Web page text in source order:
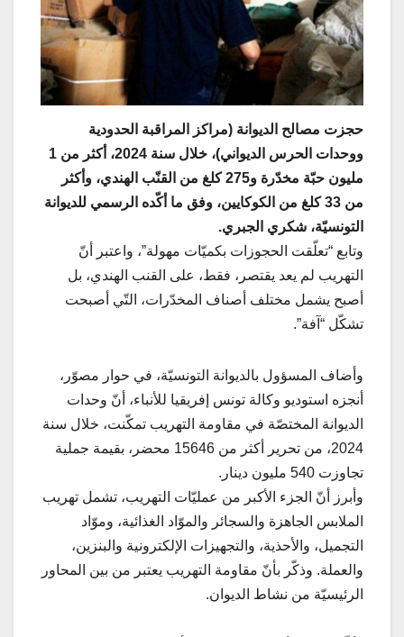
حجزت مصالح الديوانة (مراكز المراقبة الحدودية
ووحدات الحرس الديواني)، خلال سنة 2024، أكثر من 1
مليون حبّة مخدّرة و275 كلغ من القنّب الهندي، وأكثر
من 33 كلغ من الكوكايين، وفق ما أكّده الرسمي للديوانة
التونسيّة، شكري الجبري.
وتابع “تعلّقت الحجوزات بكميّات مهولة”، واعتبر أنّ
التهريب لم يعد يقتصر، فقط، على القنب الهندي، بل
أصبح يشمل مختلف أصناف المخدّرات، التّي أصبحت
تشكّل “آفة”.
وأضاف المسؤول بالديوانة التونسيّة، في حوار مصوّر،
أنجزه استوديو وكالة تونس إفريقيا للأنباء، أنّ وحدات
الديوانة المختصّة في مقاومة التهريب تمكّنت، خلال سنة
2024، من تحرير أكثر من 15646 محضر، بقيمة جملية
تجاوزت 540 مليون دينار.
وأبرز أنّ الجزء الأكبر من عمليّات التهريب، تشمل تهريب
الملابس الجاهزة والسجائر والموّاد الغذائية، وموّاد
التجميل، والأحذية، والتجهيزات الإلكترونية والبنزين،
والعملة. وذكّر بأنّ مقاومة التهريب يعتبر من بين المحاور
الرئيسيّة من نشاط الديوان.